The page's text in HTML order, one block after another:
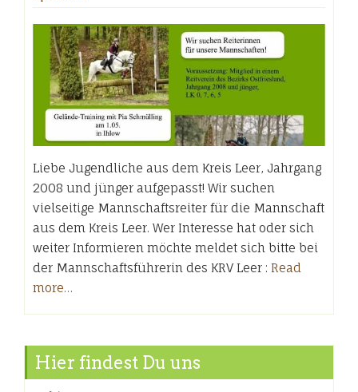
Liebe Jugendliche aus dem Kreis Leer, Jahrgang
2008 und jünger aufgepasst! Wir suchen
vielseitige Mannschaftsreiter für die Mannschaft
aus dem Kreis Leer. Wer Interesse hat oder sich
weiter Informieren möchte meldet sich bitte bei
der Mannschaftsführerin des KRV Leer : Read
more…
Hier findest Du uns